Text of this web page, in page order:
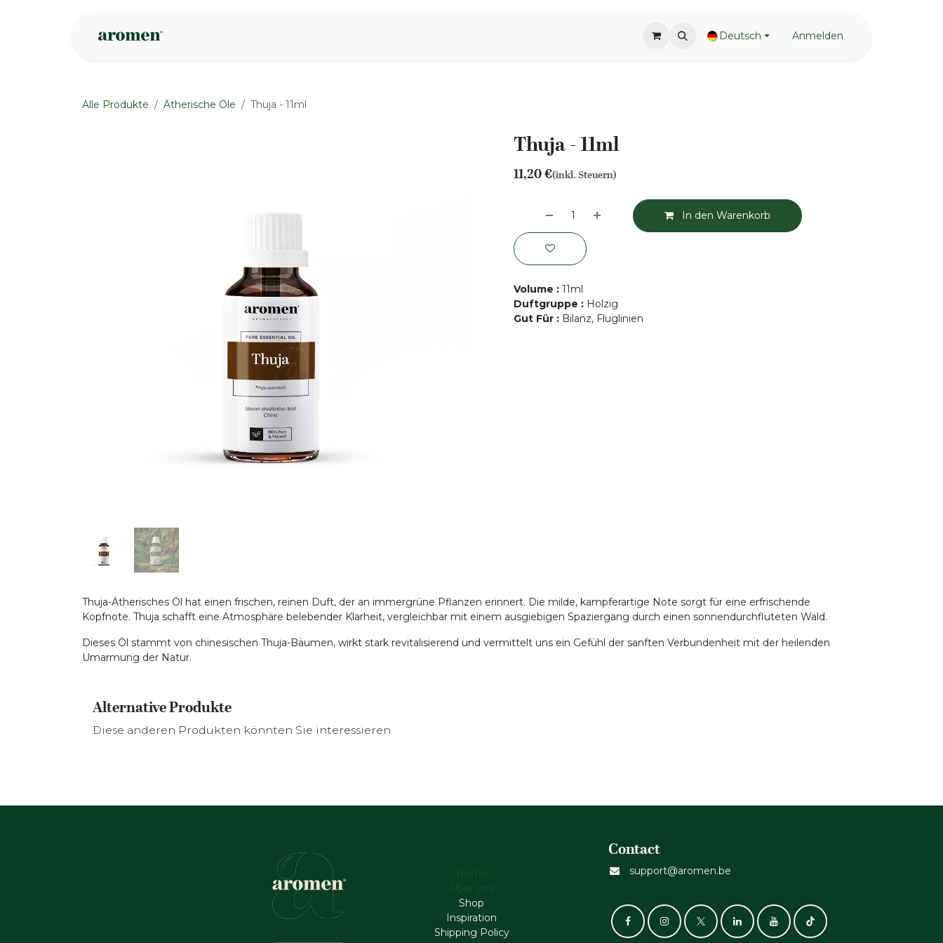
Deutsch Anmelden
Alle Produkte Ätherische Öle Thuja - 11ml
Thuja - 11ml
11,20€(inkl. Steuern)
In den Warenkorb
Volume : 11ml
Duftgruppe : Holzig
Gut Für : Bilanz, Fluglinien
Thuja-Ätherisches Öl hat einen frischen, reinen Duft, der an immergrüne Pflanzen erinnert. Die milde, kampferartige Note sorgt für eine erfrischende
Kopfnote. Thuja schafft eine Atmosphäre belebender Klarheit, vergleichbar mit einem ausgiebigen Spaziergang durch einen sonnendurchfluteten Wald.
Dieses Öl stammt von chinesischen Thuja-Bäumen, wirkt stark revitalisierend und vermittelt uns ein Gefühl der sanften Verbundenheit mit der heilenden
Umarmung der Natur.
Alternative Produkte
Diese anderen Produkten könnten Sie interessieren
Home
Über uns
Shop
Inspiration
Shipping Policy
Contact
support@aromen.be